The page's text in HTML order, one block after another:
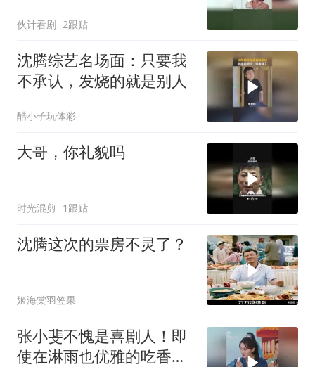
伙计看剧 2跟贴
沈腾综艺名场面：只要我
不承认，发烧的就是别人
酷小子玩体彩
大哥，你礼貌吗
时光混剪 1跟贴
沈腾这次的票房不灵了？
姬海棠羽笠果
张小斐不愧是喜剧人！即
使在淋雨也优雅的吃香